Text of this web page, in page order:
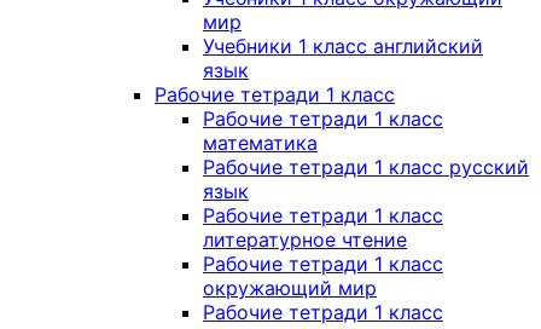
мир
Учебники 1 класс английский
язык
Рабочие тетради 1 класс
Рабочие тетради 1 класс
математика
Рабочие тетради 1 класс русский
язык
Рабочие тетради 1 класс
литературное чтение
Рабочие тетради 1 класс
окружающий мир
Рабочие тетради 1 класс